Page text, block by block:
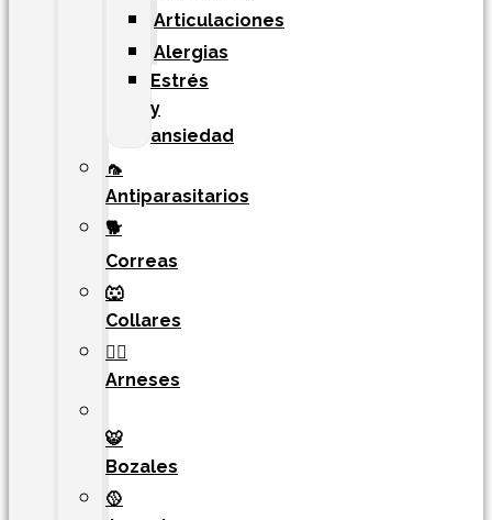
Articulaciones
Alergias
Estrés
y
ansiedad
🦟
Antiparasitarios
🐕
Correas
🐺
Collares
🐕‍🦺
Arneses
🐯​
Bozales
🥎